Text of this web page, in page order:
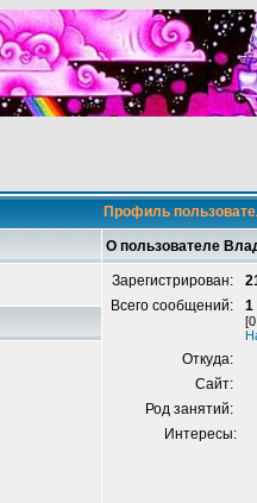
Профиль
О пользователе
Зарегистрирован:
Всего сообщений:
1
Откуда:
Сайт:
Род занятий:
Интересы: